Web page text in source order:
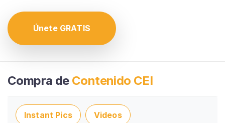
Únete GRATIS
Compra de Contenido CEI
Instant Pics Videos
S
E
G
I
S